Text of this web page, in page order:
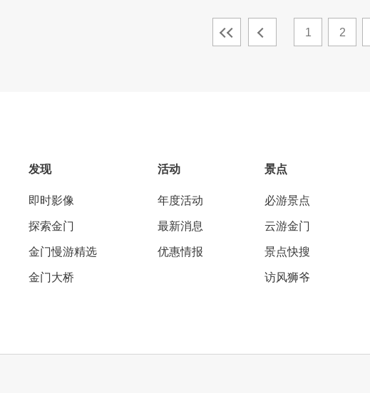
1 2
发现
即时影像
探索金门
金门慢游精选
金门大桥
活动
年度活动
最新消息
优惠情报
景点
必游景点
云游金门
景点快搜
访风狮爷